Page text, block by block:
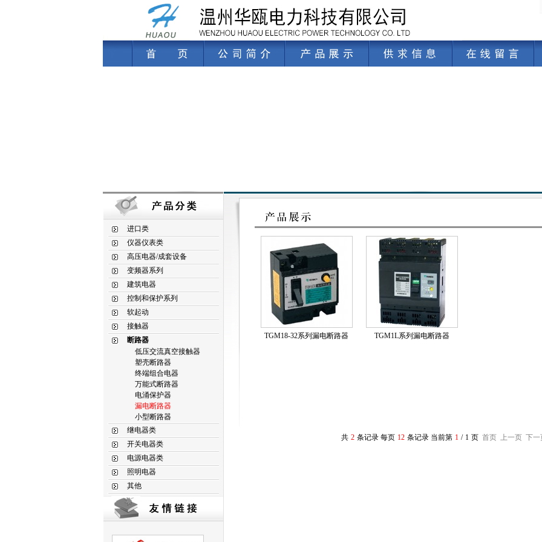
进口类
仪器仪表类
高压电器/成套设备
变频器系列
建筑电器
控制和保护系列
软起动
接触器
断路器
低压交流真空接触器
塑壳断路器
终端组合电器
万能式断路器
电涌保护器
漏电断路器
小型断路器
继电器类
开关电器类
电源电器类
照明电器
其他
TGM18-32系列漏电断路器 TGM1L系列漏电断路器
共 2 条记录 每页 12 条记录 当前第 1 / 1 页 首页 上一页 下一